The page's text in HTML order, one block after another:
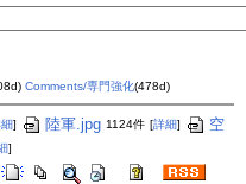
Comments/専門強化(478d)
] 陸軍.jpg 1124件 [詳細]
空
]